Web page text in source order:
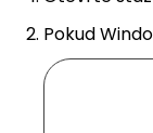
Pokud